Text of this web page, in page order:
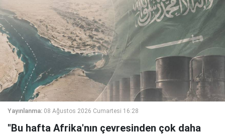
Yayınlanma: 08 Ağustos 2026 Cumartesi 16:28
"Bu hafta Afrika'nın çevresinden çok daha